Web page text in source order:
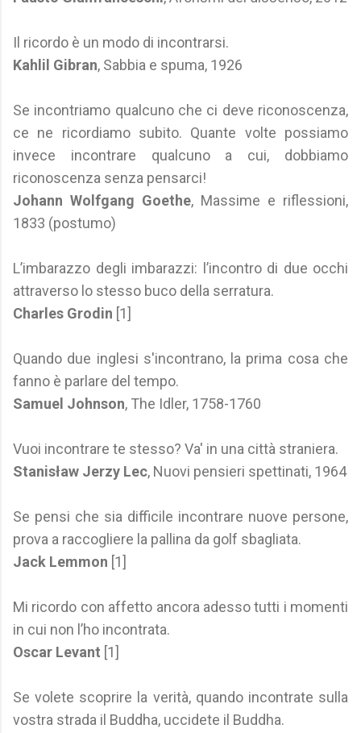
Il ricordo è un modo di incontrarsi.
Kahlil Gibran, Sabbia e spuma, 1926
Se incontriamo qualcuno che ci deve riconoscenza,
ce ne ricordiamo subito. Quante volte possiamo
invece incontrare qualcuno a cui, dobbiamo
riconoscenza senza pensarci!
Johann Wolfgang Goethe, Massime e riflessioni,
1833 (postumo)
L’imbarazzo degli imbarazzi: l’incontro di due occhi
attraverso lo stesso buco della serratura.
Charles Grodin [1]
Quando due inglesi s'incontrano, la prima cosa che
fanno è parlare del tempo.
Samuel Johnson, The Idler, 1758-1760
Vuoi incontrare te stesso? Va' in una città straniera.
Stanisław Jerzy Lec, Nuovi pensieri spettinati, 1964
Se pensi che sia difficile incontrare nuove persone,
prova a raccogliere la pallina da golf sbagliata.
Jack Lemmon [1]
Mi ricordo con affetto ancora adesso tutti i momenti
in cui non l’ho incontrata.
Oscar Levant [1]
Se volete scoprire la verità, quando incontrate sulla
vostra strada il Buddha, uccidete il Buddha.